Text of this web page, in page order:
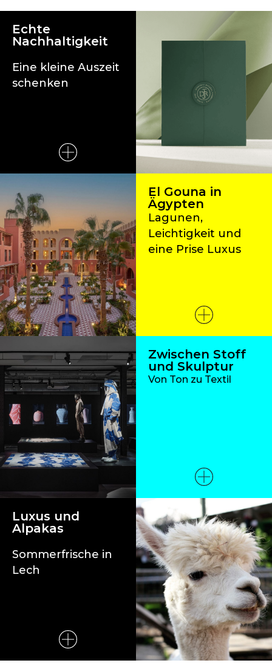
Echte
Nachhaltigkeit
Eine kleine Auszeit
schenken
El Gouna in
Ägypten
Lagunen,
Leichtigkeit und
eine Prise Luxus
Zwischen Stoff
und Skulptur
Von Ton zu Textil
Luxus und
Alpakas
Sommerfrische in
Lech